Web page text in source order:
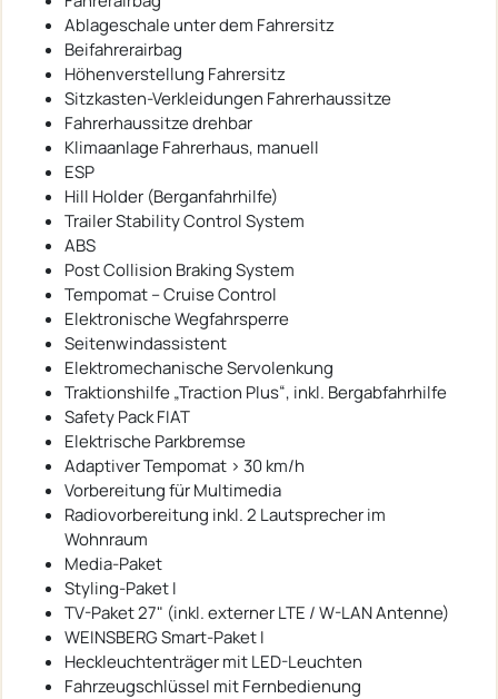
Ablageschale unter dem Fahrersitz
Beifahrerairbag
Höhenverstellung Fahrersitz
Sitzkasten-Verkleidungen Fahrerhaussitze
Fahrerhaussitze drehbar
Klimaanlage Fahrerhaus, manuell
ESP
Hill Holder (Berganfahrhilfe)
Trailer Stability Control System
ABS
Post Collision Braking System
Tempomat – Cruise Control
Elektronische Wegfahrsperre
Seitenwindassistent
Elektromechanische Servolenkung
Traktionshilfe „Traction Plus“, inkl. Bergabfahrhilfe
Safety Pack FIAT
Elektrische Parkbremse
Adaptiver Tempomat > 30 km/h
Vorbereitung für Multimedia
Radiovorbereitung inkl. 2 Lautsprecher im
Wohnraum
Media-Paket
Styling-Paket I
TV-Paket 27" (inkl. externer LTE / W-LAN Antenne)
WEINSBERG Smart-Paket I
Heckleuchtenträger mit LED-Leuchten
Fahrzeugschlüssel mit Fernbedienung